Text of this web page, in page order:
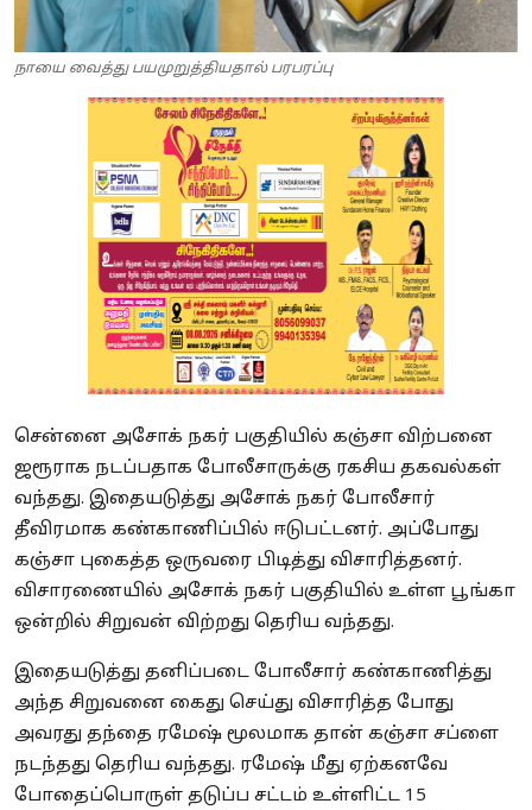
நாயை வைத்து பயமுறுத்தியதால் பரபரப்பு
சென்னை அசோக் நகர் பகுதியில் கஞ்சா விற்பனை
ஜரூராக நடப்பதாக போலீசாருக்கு ரகசிய தகவல்கள்
வந்தது. இதையடுத்து அசோக் நகர் போலீசார்
தீவிரமாக கண்காணிப்பில் ஈடுபட்டனர். அப்போது
கஞ்சா புகைத்த ஒருவரை பிடித்து விசாரித்தனர்.
விசாரணையில் அசோக் நகர் பகுதியில் உள்ள பூங்கா
ஒன்றில் சிறுவன் விற்றது தெரிய வந்தது.
இதையடுத்து தனிப்படை போலீசார் கண்காணித்து
அந்த சிறுவனை கைது செய்து விசாரித்த போது
அவரது தந்தை ரமேஷ் மூலமாக தான் கஞ்சா சப்ளை
நடந்தது தெரிய வந்தது. ரமேஷ் மீது ஏற்கனவே
போதைப்பொருள் தடுப்ப சட்டம் உள்ளிட்ட 15